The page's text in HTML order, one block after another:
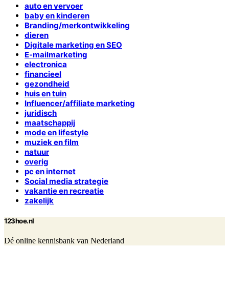
auto en vervoer
baby en kinderen
Branding/merkontwikkeling
dieren
Digitale marketing en SEO
E-mailmarketing
electronica
financieel
gezondheid
huis en tuin
Influencer/affiliate marketing
juridisch
maatschappij
mode en lifestyle
muziek en film
natuur
overig
pc en internet
Social media strategie
vakantie en recreatie
zakelijk
123hoe.nl
Dé online kennisbank van Nederland